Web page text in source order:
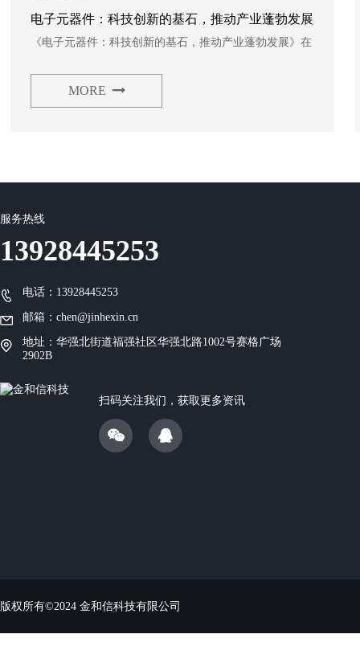
电子元器件：科技创新的基石，推动产业蓬勃发展
《电子元器件：科技创新的基石，推动产业蓬勃发展》在
心要素，正发挥着至关重要的作用。它们如同科技大厦的
基石，支撑着现代社会各个领域的发展与进步。电子元器
MORE
服务热线
13928445253
电话：13928445253
邮箱：chen@jinhexin.cn
地址：华强北街道福强社区华强北路1002号赛格广场
2902B
扫码关注我们，获取更多资讯
版权所有©2024 金和信科技有限公司